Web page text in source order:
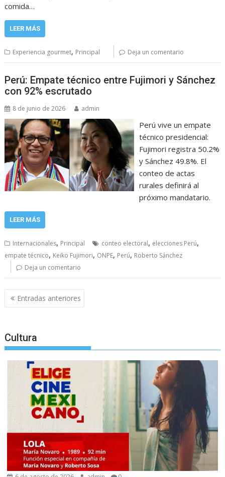
comida…
LEER MÁS
Experiencia gourmet, Principal Deja un comentario
Perú: Empate técnico entre Fujimori y Sánchez
con 92% escrutado
8 de junio de 2026 admin
Perú vive un empate
técnico presidencial:
Fujimori registra 50.2%
y Sánchez 49.8%. El
conteo de actas
rurales definirá al
próximo mandatario.
LEER MÁS
Internacionales, Principal conteo electoral, elecciones Perú,
empate técnico, Keiko Fujimori, ONPE, Perú, Roberto Sánchez
Deja un comentario
Navegación
de
Entradas anteriores
Cultura